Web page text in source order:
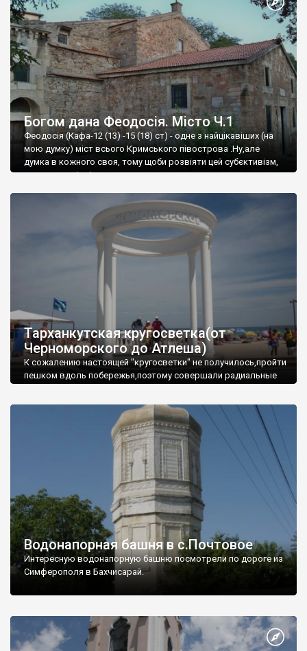
Богом дана Феодосія. Місто Ч.1
Феодосія (Кафа-12 (13) -15 (18) ст) - одне з найцікавіших (на
мою думку) міст всього Кримського півострова .Ну,але
думка в кожного своя, тому щоби розвіяти цей субєктивізм,
запрошую відвідати це
Тарханкутская кругосветка(от
Черноморского до Атлеша)
К сожалению настоящей "кругосветки" не получилось,пройти
пешком вдоль побережья,поэтому совершали радиальные
Водонапорная башня в с.Почтовое
Интересную водонапорную башню посмотрели по дороге из
Симферополя в Бахчисарай.